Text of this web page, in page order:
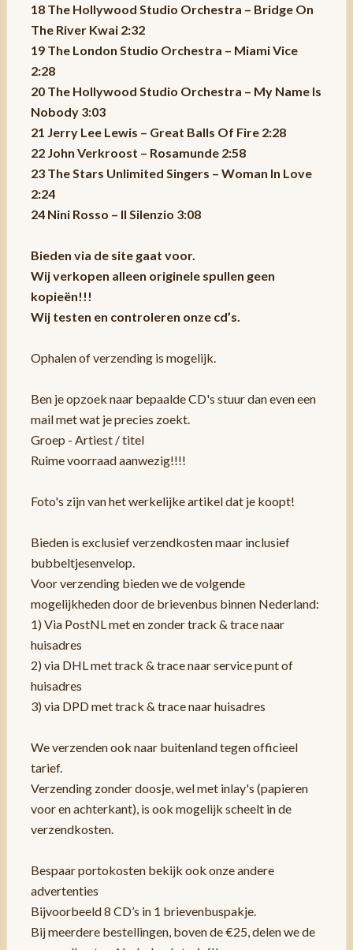
18 The Hollywood Studio Orchestra – Bridge On
The River Kwai 2:32
19 The London Studio Orchestra – Miami Vice
2:28
20 The Hollywood Studio Orchestra – My Name Is
Nobody 3:03
21 Jerry Lee Lewis – Great Balls Of Fire 2:28
22 John Verkroost – Rosamunde 2:58
23 The Stars Unlimited Singers – Woman In Love
2:24
24 Nini Rosso – Il Silenzio 3:08
Bieden via de site gaat voor.
Wij verkopen alleen originele spullen geen
kopieën!!!
Wij testen en controleren onze cd’s.
Ophalen of verzending is mogelijk.
Ben je opzoek naar bepaalde CD's stuur dan even een
mail met wat je precies zoekt.
Groep - Artiest / titel
Ruime voorraad aanwezig!!!!
Foto's zijn van het werkelijke artikel dat je koopt!
Bieden is exclusief verzendkosten maar inclusief
bubbeltjesenvelop.
Voor verzending bieden we de volgende
mogelijkheden door de brievenbus binnen Nederland:
1) Via PostNL met en zonder track & trace naar
huisadres
2) via DHL met track & trace naar service punt of
huisadres
3) via DPD met track & trace naar huisadres
We verzenden ook naar buitenland tegen officieel
tarief.
Verzending zonder doosje, wel met inlay's (papieren
voor en achterkant), is ook mogelijk scheelt in de
verzendkosten.
Bespaar portokosten bekijk ook onze andere
advertenties
Bijvoorbeeld 8 CD’s in 1 brievenbuspakje.
Bij meerdere bestellingen, boven de €25, delen we de